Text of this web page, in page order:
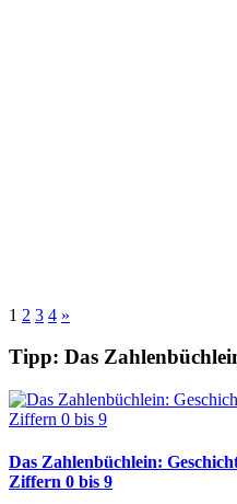
Seitennummerierung
der
Beiträge
1 2 3 4 Nächste
»
Tipp: Das
Das Zahlenbüchlein:
Ziffern 0 bis 9